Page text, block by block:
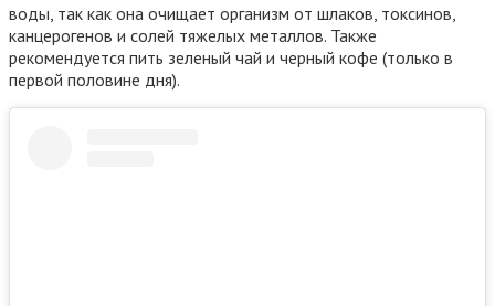
воды, так как она очищает организм от шлаков, токсинов,
канцерогенов и солей тяжелых металлов. Также
рекомендуется пить зеленый чай и черный кофе (только в
первой половине дня).